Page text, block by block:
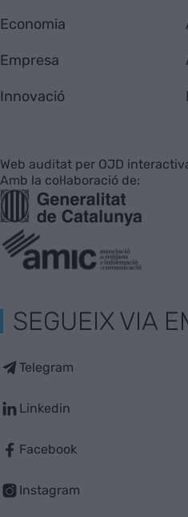
Economia
Empresa
Innovació
Web auditat per OJD
Amb la col·laboració de:
SEGUEIX VIA
Telegram
Linkedin
Facebook
Instagram